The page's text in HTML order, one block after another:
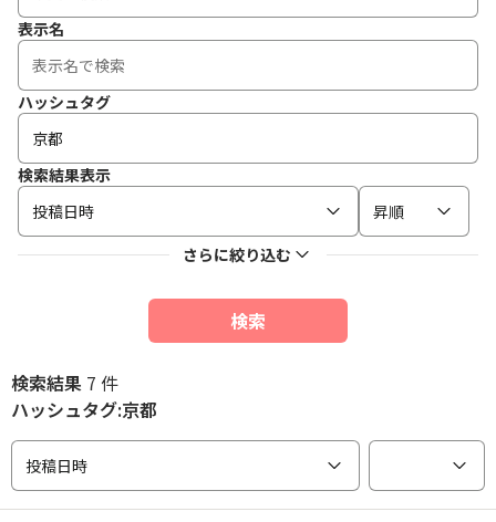
表示名
ハッシュタグ
検索結果表示
投稿日時
昇順
さらに絞り込む
検索
検索結果 7 件
ハッシュタグ:京都
投稿日時